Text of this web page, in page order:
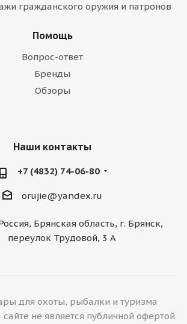
гражданского оружия и патронов
Помощь
Вопрос-ответ
Бренды
Обзоры
Наши контакты
+7 (4832) 74-06-80
orujie@yandex.ru
Брянская область, г. Брянск,
переулок Трудовой, 3 А
для охоты, рыбалки и туризма
не является публичной офертой